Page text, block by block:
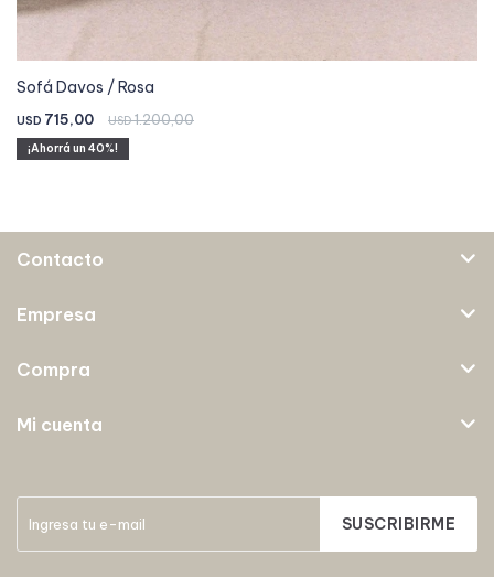
Sofá Davos / Rosa
USD 715,00 USD1.200,00
40
SUSCRIBIRME
Contacto
Empresa
Compra
Mi cuenta